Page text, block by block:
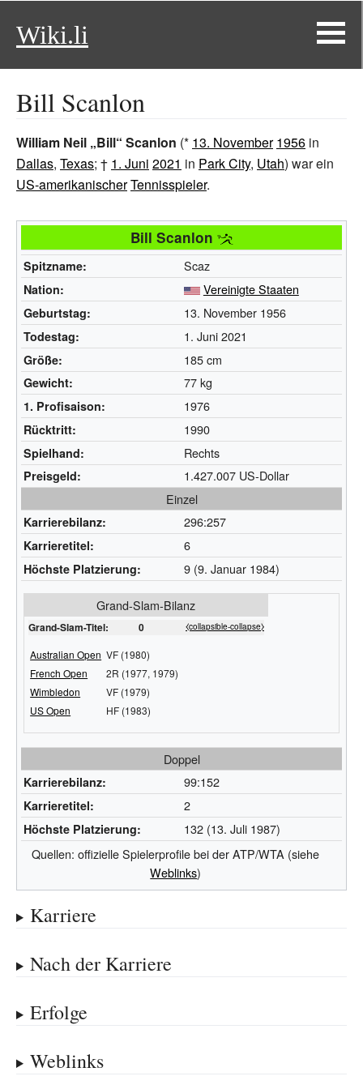
Wiki.li
Bill Scanlon
William Neil „Bill“ Scanlon (* 13. November 1956 in
Dallas, Texas; † 1. Juni 2021 in Park City, Utah) war ein
US-amerikanischerTennisspieler.
Bill Scanlon
Spitzname: Scaz
Nation: Vereinigte Staaten
Geburtstag: 13. November 1956
Todestag: 1. Juni 2021
Größe: 185 cm
Gewicht: 77 kg
1. Profisaison: 1976
Rücktritt: 1990
Spielhand: Rechts
Preisgeld:
1.427.007 US-Dollar
Einzel
Karrierebilanz: 296:257
Karrieretitel: 6
Höchste Platzierung: 9 (9. Januar 1984)
Grand-Slam-Bilanz
⧼collapsible-collapse⧽
Grand-Slam-Titel: 0
Australian Open VF (1980)
French Open
2R (1977, 1979)
Wimbledon
VF (1979)
US Open
HF (1983)
Doppel
Karrierebilanz: 99:152
Karrieretitel: 2
Höchste Platzierung:
132 (13. Juli 1987)
Quellen: offizielle Spielerprofile bei der ATP/WTA (siehe
Weblinks)
Karriere
Nach der Karriere
Erfolge
Weblinks